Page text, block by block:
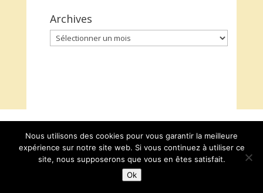
Archives
Archives
Nous utilisons des cookies pour vous garantir la meilleure
expérience sur notre site web. Si vous continuez à utiliser ce
site, nous supposerons que vous en êtes satisfait.
Ok